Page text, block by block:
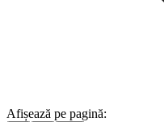
Afișează pe pagină: